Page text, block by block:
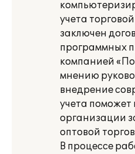
учета
заключен
программных
компанией
мнению
внедрение
учета поможет
организации
оптовой
В процессе